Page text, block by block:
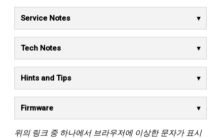
Service Notes
Tech Notes
Hints and Tips
Firmware
위의 링크 중 하나에서 브라우저에 이상한 문자가 표시